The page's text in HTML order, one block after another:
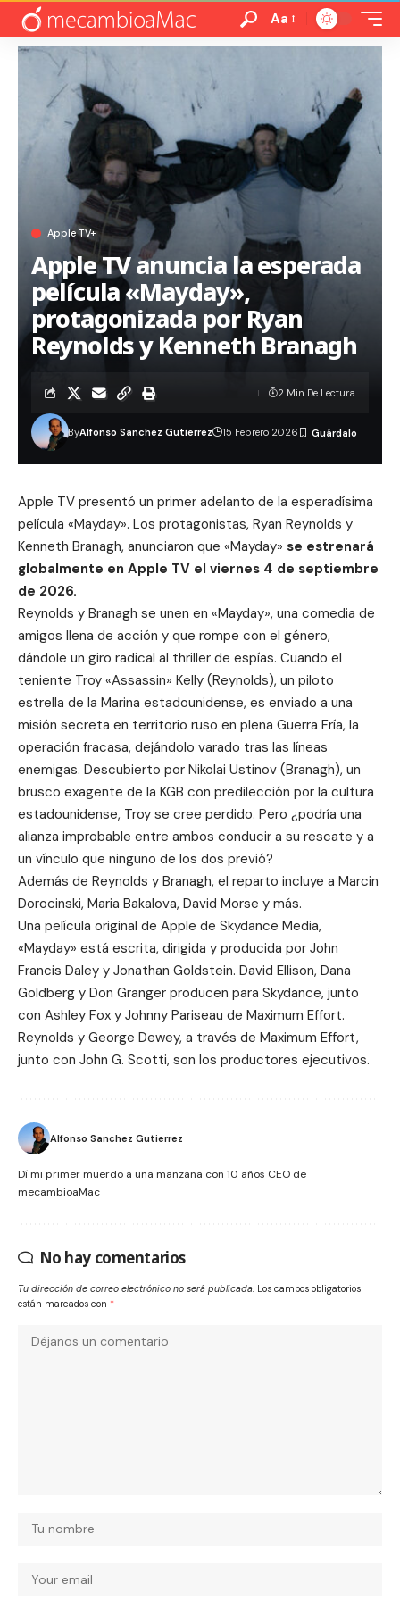
Aa
Apple TV+
Apple TV anuncia la esperada
película «Mayday»,
protagonizada por Ryan
Reynolds y Kenneth Branagh
ByAlfonso Sanchez Gutierrez 15 Febrero 2026
2 Min De Lectura
Apple TV presentó un primer adelanto de la esperadísima
película «Mayday». Los protagonistas, Ryan Reynolds y
Kenneth Branagh, anunciaron que «Mayday» se estrenará
globalmente en Apple TV el viernes 4 de septiembre
de 2026.
Reynolds y Branagh se unen en «Mayday», una comedia de
amigos llena de acción y que rompe con el género,
dándole un giro radical al thriller de espías. Cuando el
teniente Troy «Assassin» Kelly (Reynolds), un piloto
estrella de la Marina estadounidense, es enviado a una
misión secreta en territorio ruso en plena Guerra Fría, la
operación fracasa, dejándolo varado tras las líneas
enemigas. Descubierto por Nikolai Ustinov (Branagh), un
brusco exagente de la KGB con predilección por la cultura
estadounidense, Troy se cree perdido. Pero ¿podría una
alianza improbable entre ambos conducir a su rescate y a
un vínculo que ninguno de los dos previó?
Además de Reynolds y Branagh, el reparto incluye a Marcin
Dorocinski, Maria Bakalova, David Morse y más.
Una película original de Apple de Skydance Media,
«Mayday» está escrita, dirigida y producida por John
Francis Daley y Jonathan Goldstein. David Ellison, Dana
Goldberg y Don Granger producen para Skydance, junto
con Ashley Fox y Johnny Pariseau de Maximum Effort.
Reynolds y George Dewey, a través de Maximum Effort,
junto con John G. Scotti, son los productores ejecutivos.
Alfonso Sanchez Gutierrez
Dí mi primer muerdo a una manzana con 10 años CEO de
mecambioaMac
No hay comentarios
Tu dirección de correo electrónico no será publicada. Los campos obligatorios
están marcados con *